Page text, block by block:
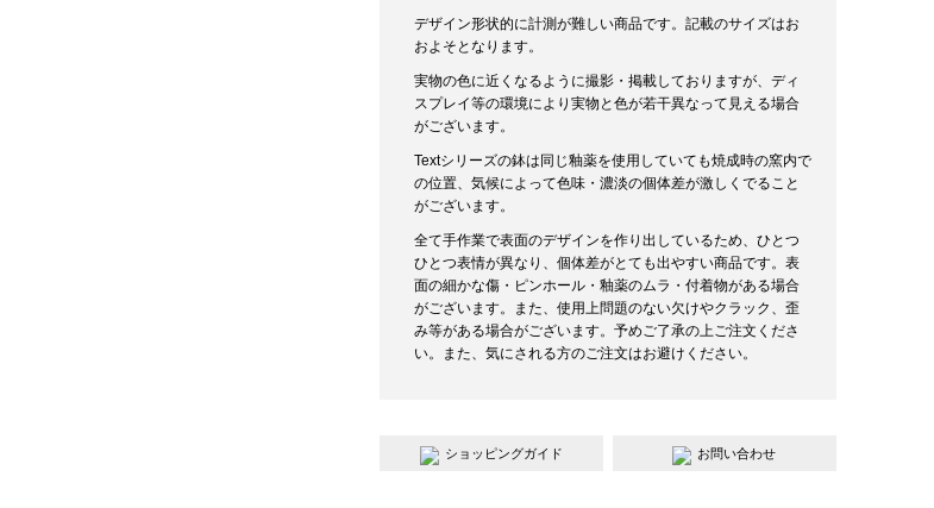
デザイン形状的に計測が難しい商品です。記載のサイズはお
およそとなります。
実物の色に近くなるように撮影・掲載しておりますが、ディ
スプレイ等の環境により実物と色が若干異なって見える場合
がございます。
Textシリーズの鉢は同じ釉薬を使用していても焼成時の窯内で
の位置、気候によって色味・濃淡の個体差が激しくでること
がございます。
全て手作業で表面のデザインを作り出しているため、ひとつ
ひとつ表情が異なり、個体差がとても出やすい商品です。表
面の細かな傷・ピンホール・釉薬のムラ・付着物がある場合
がございます。また、使用上問題のない欠けやクラック、歪
み等がある場合がございます。予めご了承の上ご注文くださ
い。また、気にされる方のご注文はお避けください。
ショッピングガイド お問い合わせ